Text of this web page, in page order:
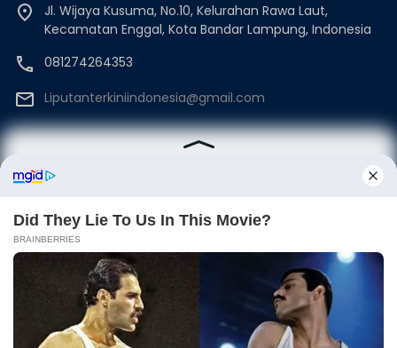
Jl. Wijaya Kusuma, No.10, Kelurahan Rawa Laut,
Kecamatan Enggal, Kota Bandar Lampung, Indonesia
081274264353
Liputanterkiniindonesia@gmail.com
Beranda
Privacy Policy
Pedoman Media Siber
©Copyrights Liputanterkini.id